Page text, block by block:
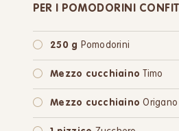
PER I POMODORINI CONFIT
250 g Pomodorini
Mezzo cucchiaino Timo
Mezzo cucchiaino Origano